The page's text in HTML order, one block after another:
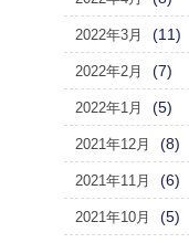
2022年3月 (11)
2022年2月 (7)
2022年1月 (5)
2021年12月 (8)
2021年11月 (6)
2021年10月 (5)